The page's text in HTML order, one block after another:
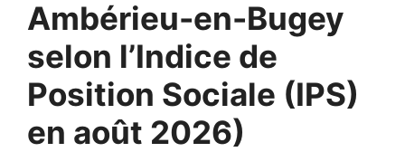
Ambérieu-en-Bugey
selon l’Indice de
Position Sociale (IPS)
en août 2026)